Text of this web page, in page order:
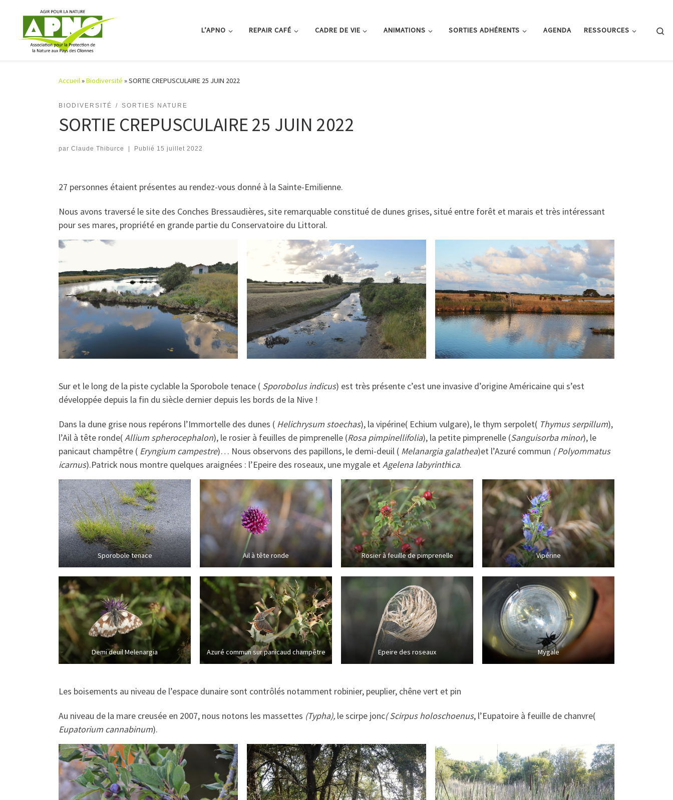
Passer au contenu
L’APNO REPAIR CAFÉ CADRE DE VIE ANIMATIONS SORTIES ADHÉRENTS AGENDA RESSOURCES
Accueil»Biodiversité »SORTIE CREPUSCULAIRE 25 JUIN 2022
BIODIVERSITÉ SORTIES NATURE
SORTIE CREPUSCULAIRE 25 JUIN 2022
par Claude Thiburce Publié 15 juillet 2022
27 personnes étaient présentes au rendez-vous donné à la Sainte-Emilienne.
Nous avons traversé le site des Conches Bressaudières, site remarquable constitué de dunes grises, situé entre forêt et marais et très intéressant
pour ses mares, propriété en grande partie du Conservatoire du Littoral.
Sur et le long de la piste cyclable la Sporobole tenace ( Sporobolus indicus) est très présente c’est une invasive d’origine Américaine qui s’est
développée depuis la fin du siècle dernier depuis les bords de la Nive !
Dans la dune grise nous repérons l’Immortelle des dunes ( Helichrysum stoechas), la vipérine( Echium vulgare), le thym serpolet( Thymus serpillum),
l’Ail à tête ronde(Allium spherocephalon), le rosier à feuilles de pimprenelle (Rosa pimpinellifolia), la petite pimprenelle (Sanguisorba minor), le
panicaut champêtre ( Eryngium campestre)… Nous observons des papillons, le demi-deuil ( Melanargia galathea)et l’Azuré commun ( Polyommatus
icarnus).Patrick nous montre quelques araignées : l’Epeire des roseaux, une mygale etAgelena labyrinthica.
Sporobole tenace Ail à tête ronde Rosier à feuille de pimprenelle Vipérine
Demi deuil Melenargia Azuré commun sur panicaud champêtre Epeire des roseaux Mygale
Les boisements au niveau de l’espace dunaire sont contrôlés notamment robinier, peuplier, chêne vert et pin
Au niveau de la mare creusée en 2007, nous notons les massettes (Typha), le scirpe jonc( Scirpus holoschoenus, l’Eupatoire à feuille de chanvre(
Eupatorium cannabinum).